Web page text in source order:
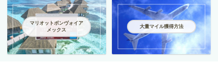
マリオットボンヴォイア
メックス
大量マイル獲得方法